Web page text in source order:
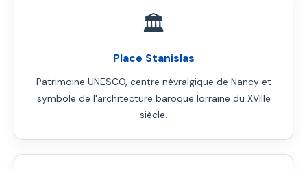
🏛️
Place Stanislas
Patrimoine UNESCO, centre névralgique de Nancy et
symbole de l'architecture baroque lorraine du XVIIIe
siècle.